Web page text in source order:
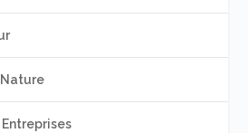
Nature
Entreprises